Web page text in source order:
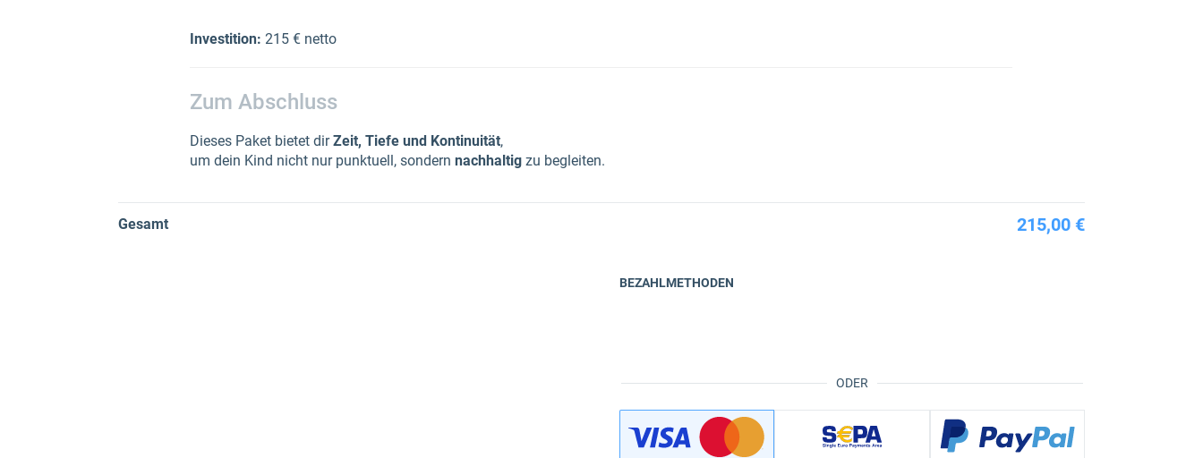
Investition: 215 € netto
Zum Abschluss
Dieses Paket bietet dirZeit, Tiefe und Kontinuität,
um dein Kind nicht nur punktuell, sondern nachhaltig zu begleiten.
Gesamt 215,00 €
ODER
BEZAHLMETHODEN